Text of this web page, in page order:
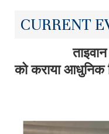
CURRENT
ताइवान
को कराया